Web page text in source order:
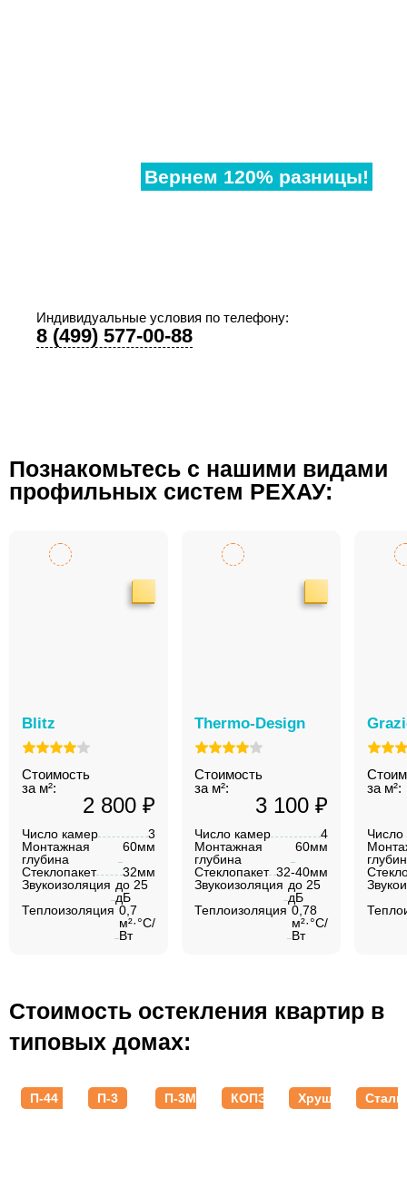
Вернем 120% разницы!
Индивидуальные условия по телефону:
8 (499) 577-00-88
Познакомьтесь с нашими видами
профильных систем РЕХАУ:
Blitz
Стоимость
за м²:
2 800 ₽
Число камер
3
Монтажная
глубина
60мм
Стеклопакет
32мм
Звукоизоляция до 25
дБ
Теплоизоляция 0,7
м²·°C/
Вт
Thermo-Design
Стоимость
за м²:
3 100 ₽
Число камер
4
Монтажная
глубина
60мм
Стеклопакет 32-40мм
Звукоизоляция до 25
дБ
Теплоизоляция 0,78
м²·°C/
Вт
за м²:
Число
Стоимость остекления квартир в
типовых домах:
П-44 П-3 П-3М КОПЭ Хрущевки